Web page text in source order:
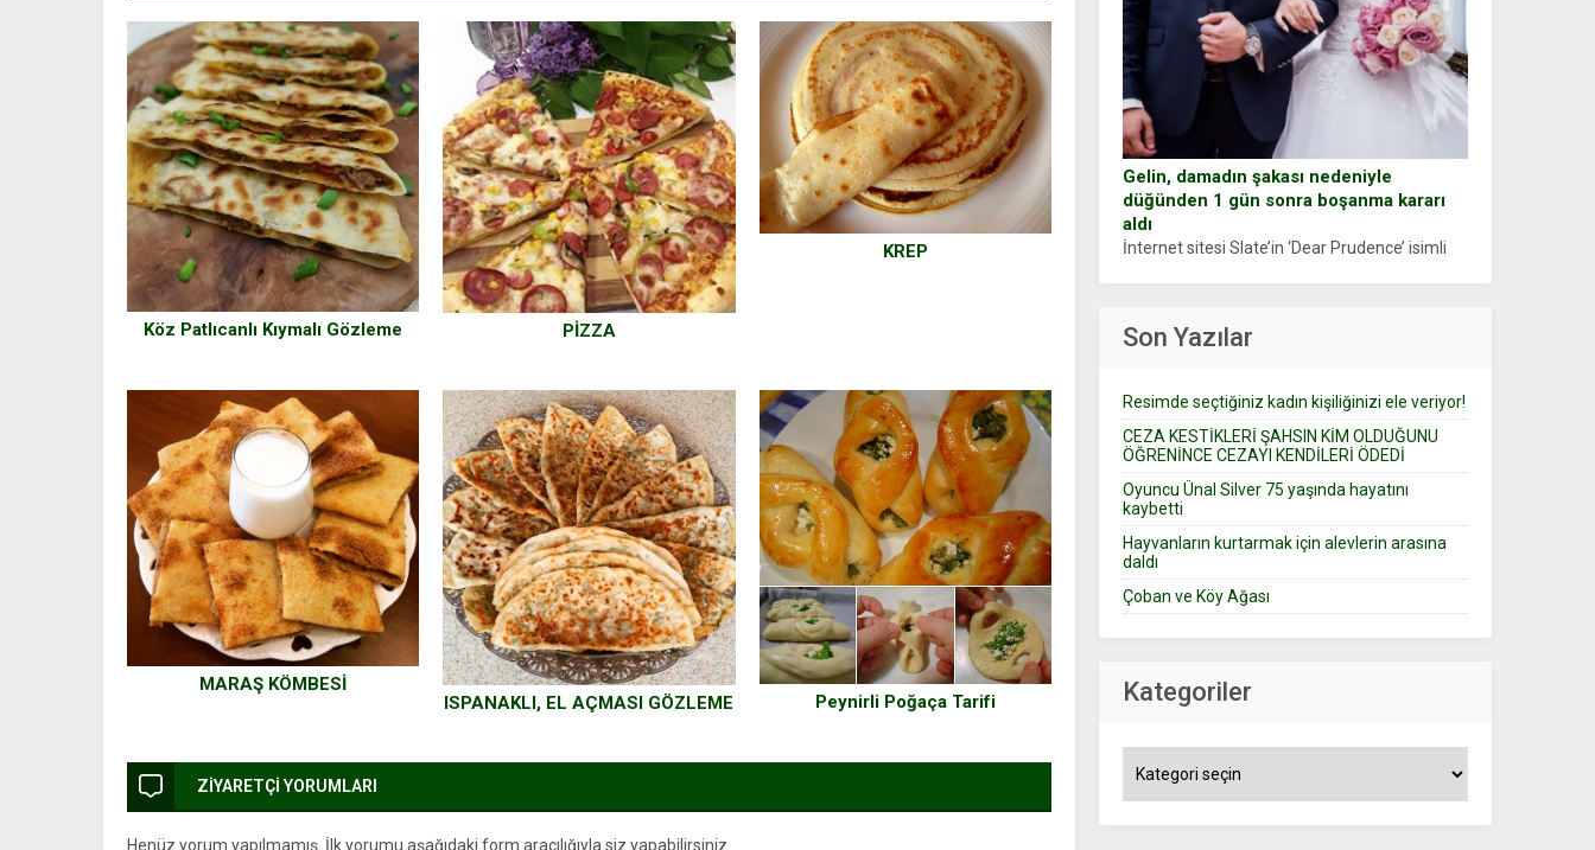
Gelin, damadın şakası nedeniyle
düğünden 1 gün sonra boşanma kararı
aldı
İnternet sitesi Slate’in ‘Dear Prudence’ isimli
Son Yazılar
Resimde seçtiğiniz kadın kişiliğinizi ele veriyor!
CEZA KESTİKLERİ ŞAHSIN KİM OLDUĞUNU
ÖĞRENİNCE CEZAYI KENDİLERİ ÖDEDİ
Oyuncu Ünal Silver 75 yaşında hayatını
kaybetti
Hayvanların kurtarmak için alevlerin arasına
daldı
Çoban ve Köy Ağası
Kategoriler
Köz Patlıcanlı Kıymalı Gözleme PİZZA
KREP
MARAŞ KÖMBESİ
ISPANAKLI, EL AÇMASI GÖZLEME
Peynirli Poğaça Tarifi
ZİYARETÇİ YORUMLARI
Henüz yorum yapılmamış. İlk yorumu aşağıdaki form aracılığıyla siz yapabilirsiniz.